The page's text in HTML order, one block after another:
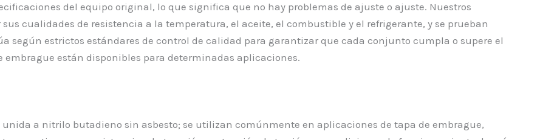
del equipo original, lo que significa que no hay problemas de ajuste o ajuste. Nuestros
cualidades de resistencia a la temperatura, el aceite, el combustible y el refrigerante, y se prueban
según estrictos estándares de control de calidad para garantizar que cada conjunto cumpla o supere el
están disponibles para determinadas aplicaciones.
a nitrilo butadieno sin asbesto; se utilizan comúnmente en aplicaciones de tapa de embrague,